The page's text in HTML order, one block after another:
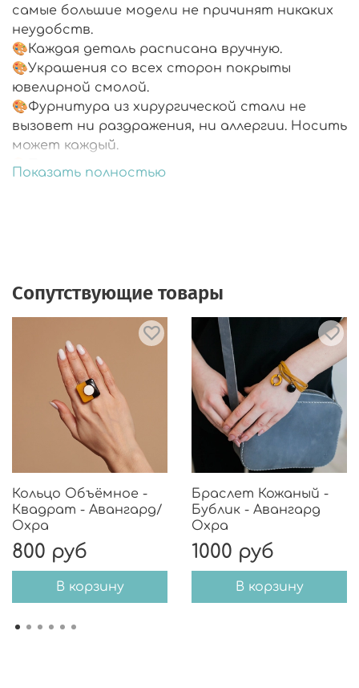
самые большие модели не причинят никаких
неудобств.
🎨Каждая деталь расписана вручную.
🎨Украшения со всех сторон покрыты
ювелирной смолой.
🎨Фурнитура из хирургической стали не
вызовет ни раздражения, ни аллергии. Носить
может каждый.
🎨Подарочная упаковка.
Показать полностью
Сопутствующие товары
Кольцо Объёмное -
Квадрат - Авангард/
Охра
800 руб
В корзину
Браслет Кожаный -
Бублик - Авангард
Охра
1000 руб
В корзину